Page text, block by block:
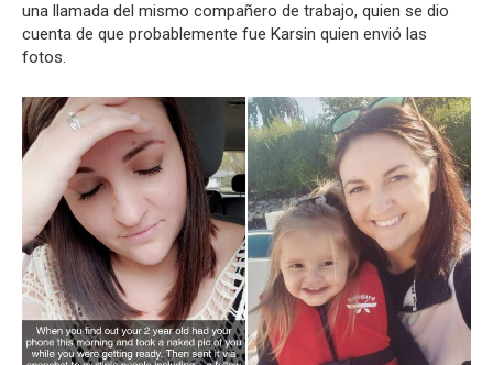
una llamada del mismo compañero de trabajo, quien se dio
cuenta de que probablemente fue Karsin quien envió las
fotos.